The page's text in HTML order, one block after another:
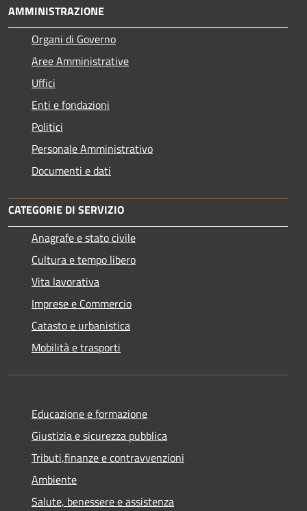
AMMINISTRAZIONE
Organi di Governo
Aree Amministrative
Uffici
Enti e fondazioni
Politici
Personale Amministrativo
Documenti e dati
CATEGORIE DI SERVIZIO
Anagrafe e stato civile
Cultura e tempo libero
Vita lavorativa
Imprese e Commercio
Catasto e urbanistica
Mobilità e trasporti
Educazione e formazione
Giustizia e sicurezza pubblica
Tributi,finanze e contravvenzioni
Ambiente
Salute, benessere e assistenza